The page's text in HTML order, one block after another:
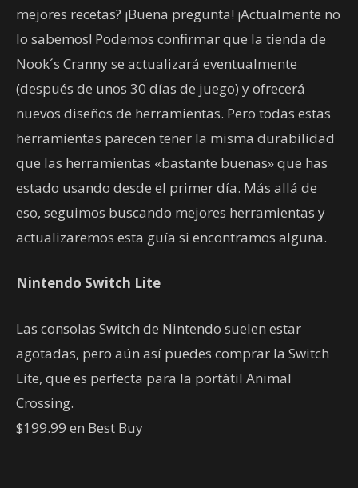
mejores recetas? ¡Buena pregunta! ¡Actualmente no
lo sabemos! Podemos confirmar que la tienda de
Nook´s Cranny se actualizará eventualmente
(después de unos 30 días de juego) y ofrecerá
nuevos diseños de herramientas. Pero todas estas
herramientas parecen tener la misma durabilidad
que las herramientas «bastante buenas» que has
estado usando desde el primer día. Más allá de
eso, seguimos buscando mejores herramientas y
actualizaremos esta guía si encontramos alguna.
Nintendo Switch Lite
Las consolas Switch de Nintendo suelen estar
agotadas, pero aún así puedes comprar la Switch
Lite, que es perfecta para la portátil Animal
Crossing.
$199.99 en Best Buy